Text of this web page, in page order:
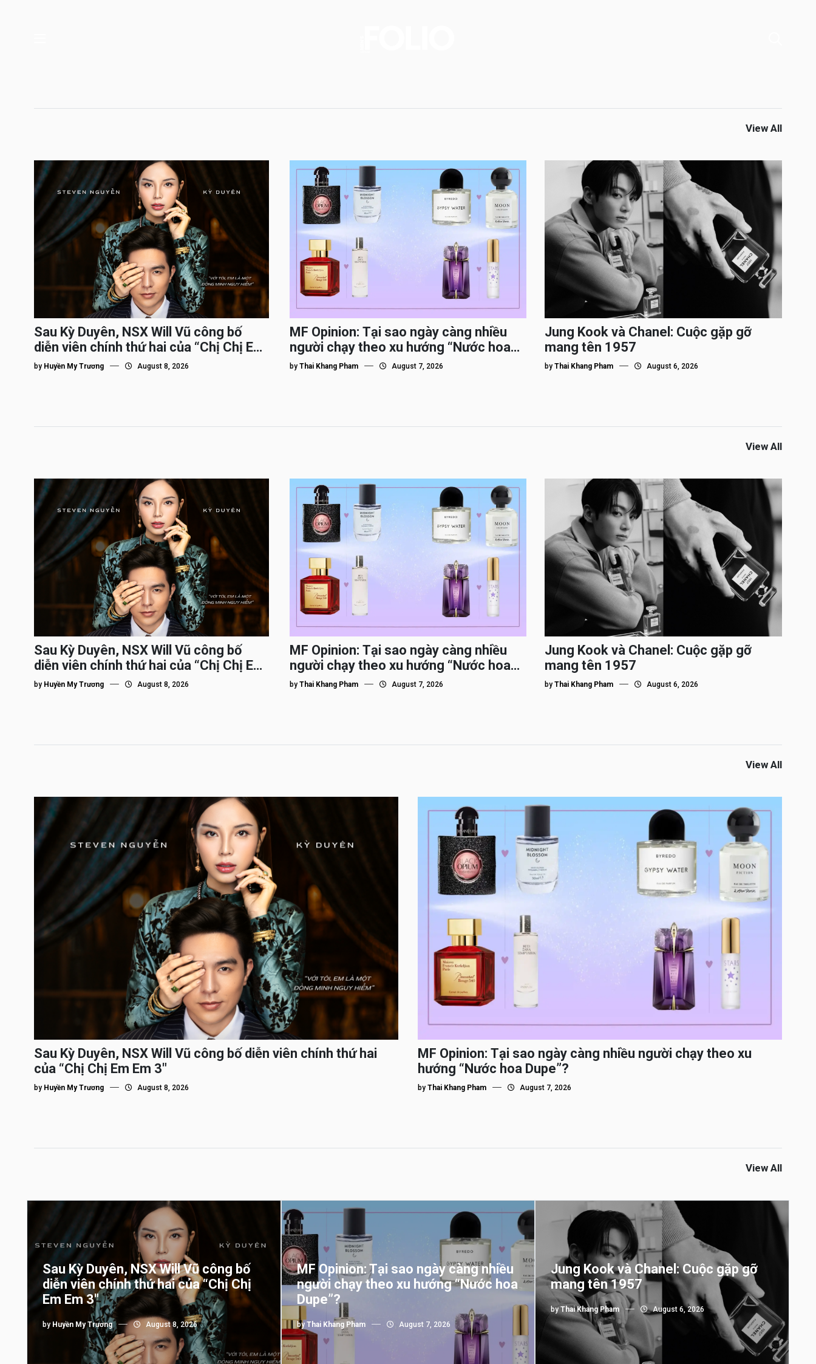
View All
Sau Kỳ Duyên, NSX Will Vũ công bố
diễn viên chính thứ hai của “Chị Chị Em
Em 3″
by Huyền My Trương August 8, 2026
MF Opinion: Tại sao ngày càng nhiều
người chạy theo xu hướng “Nước hoa
Dupe”?
by Thai Khang Pham August 7, 2026
Jung Kook và Chanel: Cuộc gặp gỡ
mang tên 1957
byThai Khang Pham August 6, 2026
View All
Sau Kỳ Duyên, NSX Will Vũ công bố
diễn viên chính thứ hai của “Chị Chị Em
Em 3″
by Huyền My Trương August 8, 2026
MF Opinion: Tại sao ngày càng nhiều
người chạy theo xu hướng “Nước hoa
Dupe”?
by Thai Khang Pham August 7, 2026
Jung Kook và Chanel: Cuộc gặp gỡ
mang tên 1957
byThai Khang Pham August 6, 2026
View All
Sau Kỳ Duyên, NSX Will Vũ công bố diễn viên chính thứ hai
của “Chị Chị Em Em 3″
by Huyền My Trương August 8, 2026
MF Opinion: Tại sao ngày càng nhiều người chạy theo xu
hướng “Nước hoa Dupe”?
by Thai Khang Pham August 7, 2026
View All
Sau Kỳ Duyên, NSX Will Vũ công bố
diễn viên chính thứ hai của “Chị Chị
Em Em 3″
by Huyền My Trương August 8, 2026
MF Opinion: Tại sao ngày càng nhiều
người chạy theo xu hướng “Nước hoa
Dupe”?
by Thai Khang Pham August 7, 2026
Jung Kook và Chanel: Cuộc gặp gỡ
mang tên 1957
byThai Khang Pham August 6, 2026